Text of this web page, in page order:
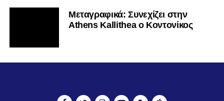
Mεταγραφικά: Συνεχίζει στην
Athens Kallithea ο Κοντονίκος